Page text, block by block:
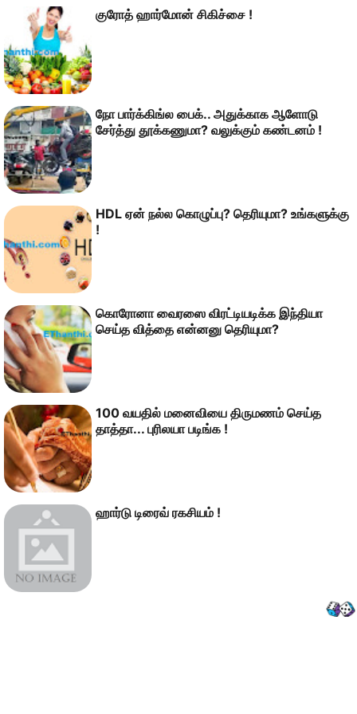
குரோத் ஹார்மோன் சிகிச்சை !
நோ பார்க்கிங்ல பைக்.. அதுக்காக ஆளோடு
சேர்த்து தூக்கணுமா? வலுக்கும் கண்டனம் !
HDL ஏன் நல்ல கொழுப்பு? தெரியுமா? உங்களுக்கு
!
கொரோனா வைரஸை விரட்டியடிக்க இந்தியா
செய்த வித்தை என்னனு தெரியுமா?
100 வயதில் மனைவியை திருமணம் செய்த
தாத்தா... புரிலயா படிங்க !
ஹார்டு டிரைவ் ரகசியம் !